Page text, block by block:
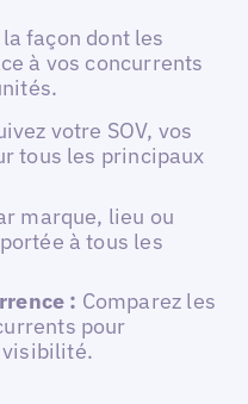
façon dont les
à vos concurrents
votre SOV, vos
tous les principaux
marque, lieu ou
à tous les
: Comparez les
pour